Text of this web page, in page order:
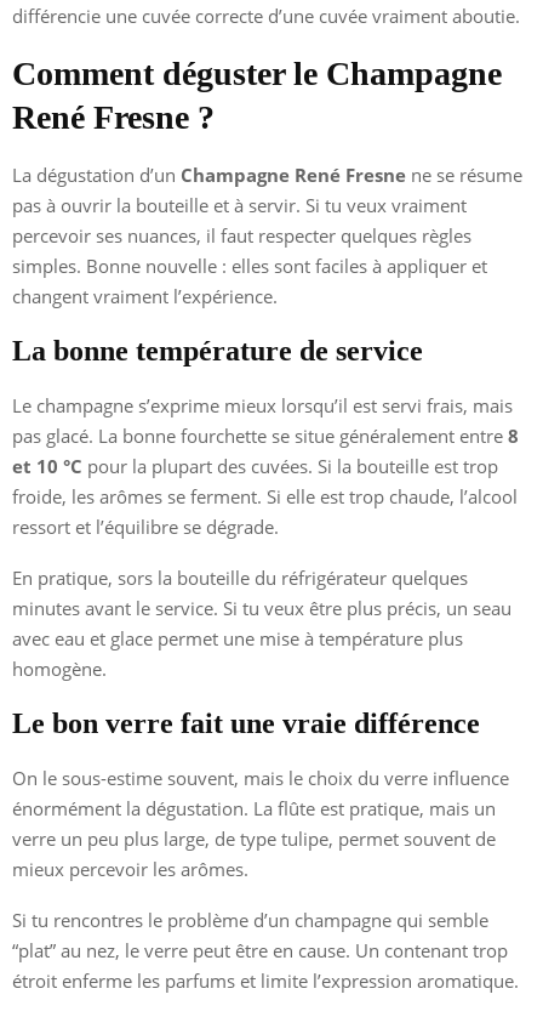
différencie une cuvée correcte d’une cuvée vraiment aboutie.
Comment déguster le Champagne
René Fresne ?
La dégustation d’un Champagne René Fresne ne se résume
pas à ouvrir la bouteille et à servir. Si tu veux vraiment
percevoir ses nuances, il faut respecter quelques règles
simples. Bonne nouvelle : elles sont faciles à appliquer et
changent vraiment l’expérience.
La bonne température de service
Le champagne s’exprime mieux lorsqu’il est servi frais, mais
pas glacé. La bonne fourchette se situe généralement entre 8
et 10 °C pour la plupart des cuvées. Si la bouteille est trop
froide, les arômes se ferment. Si elle est trop chaude, l’alcool
ressort et l’équilibre se dégrade.
En pratique, sors la bouteille du réfrigérateur quelques
minutes avant le service. Si tu veux être plus précis, un seau
avec eau et glace permet une mise à température plus
homogène.
Le bon verre fait une vraie différence
On le sous-estime souvent, mais le choix du verre influence
énormément la dégustation. La flûte est pratique, mais un
verre un peu plus large, de type tulipe, permet souvent de
mieux percevoir les arômes.
Si tu rencontres le problème d’un champagne qui semble
“plat” au nez, le verre peut être en cause. Un contenant trop
étroit enferme les parfums et limite l’expression aromatique.